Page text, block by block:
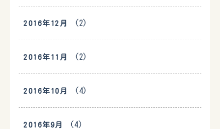
2016年12月 (2)
2016年11月 (2)
2016年10月 (4)
2016年9月 (4)